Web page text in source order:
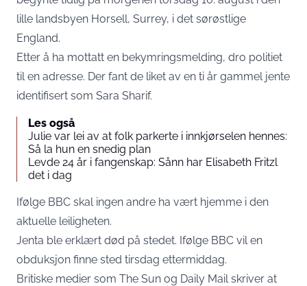
lille landsbyen Horsell, Surrey, i det sørøstlige
England.
Etter å ha mottatt en bekymringsmelding, dro politiet
til en adresse. Der fant de liket av en ti år gammel jente
identifisert som Sara Sharif.
Les også
Julie var lei av at folk parkerte i innkjørselen hennes:
Så la hun en snedig plan
Levde 24 år i fangenskap: Sånn har Elisabeth Fritzl
det i dag
Ifølge BBC skal ingen andre ha vært hjemme i den
aktuelle leiligheten.
Jenta ble erklært død på stedet. Ifølge BBC vil en
obduksjon finne sted tirsdag ettermiddag.
Britiske medier som The Sun og Daily Mail skriver at